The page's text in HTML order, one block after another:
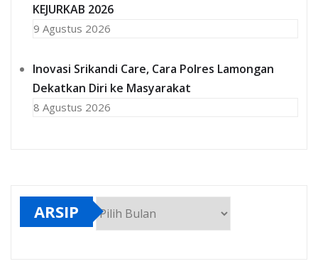
KEJURKAB 2026
9 Agustus 2026
Inovasi Srikandi Care, Cara Polres Lamongan
Dekatkan Diri ke Masyarakat
8 Agustus 2026
ARSIP